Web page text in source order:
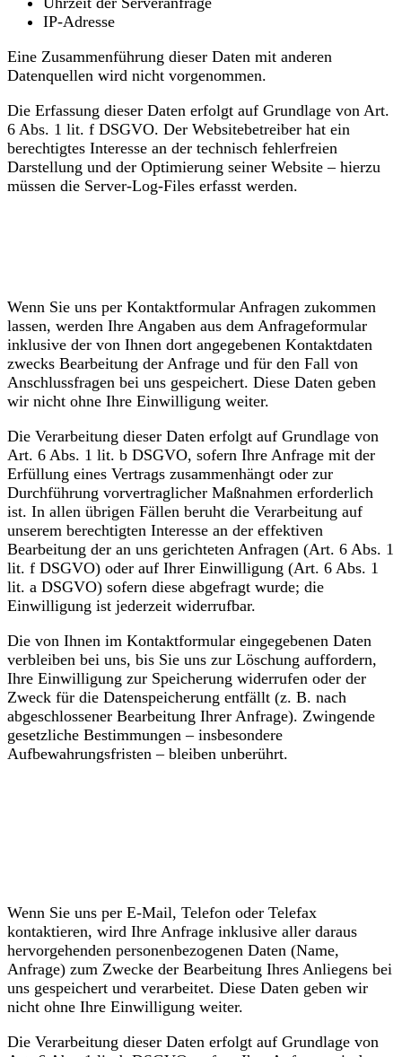
IP-Adresse
Eine Zusammenführung dieser Daten mit anderen
Datenquellen wird nicht vorgenommen.
Die Erfassung dieser Daten erfolgt auf Grundlage von Art.
6 Abs. 1 lit. f DSGVO. Der Websitebetreiber hat ein
berechtigtes Interesse an der technisch fehlerfreien
Darstellung und der Optimierung seiner Website – hierzu
müssen die Server-Log-Files erfasst werden.
Wenn Sie uns per Kontaktformular Anfragen zukommen
lassen, werden Ihre Angaben aus dem Anfrageformular
inklusive der von Ihnen dort angegebenen Kontaktdaten
zwecks Bearbeitung der Anfrage und für den Fall von
Anschlussfragen bei uns gespeichert. Diese Daten geben
wir nicht ohne Ihre Einwilligung weiter.
Die Verarbeitung dieser Daten erfolgt auf Grundlage von
Art. 6 Abs. 1 lit. b DSGVO, sofern Ihre Anfrage mit der
Erfüllung eines Vertrags zusammenhängt oder zur
Durchführung vorvertraglicher Maßnahmen erforderlich
ist. In allen übrigen Fällen beruht die Verarbeitung auf
unserem berechtigten Interesse an der effektiven
Bearbeitung der an uns gerichteten Anfragen (Art. 6 Abs. 1
lit. f DSGVO) oder auf Ihrer Einwilligung (Art. 6 Abs. 1
lit. a DSGVO) sofern diese abgefragt wurde; die
Einwilligung ist jederzeit widerrufbar.
Die von Ihnen im Kontaktformular eingegebenen Daten
verbleiben bei uns, bis Sie uns zur Löschung auffordern,
Ihre Einwilligung zur Speicherung widerrufen oder der
Zweck für die Datenspeicherung entfällt (z. B. nach
abgeschlossener Bearbeitung Ihrer Anfrage). Zwingende
gesetzliche Bestimmungen – insbesondere
Aufbewahrungsfristen – bleiben unberührt.
Wenn Sie uns per E-Mail, Telefon oder Telefax
kontaktieren, wird Ihre Anfrage inklusive aller daraus
hervorgehenden personenbezogenen Daten (Name,
Anfrage) zum Zwecke der Bearbeitung Ihres Anliegens bei
uns gespeichert und verarbeitet. Diese Daten geben wir
nicht ohne Ihre Einwilligung weiter.
Die Verarbeitung dieser Daten erfolgt auf Grundlage von